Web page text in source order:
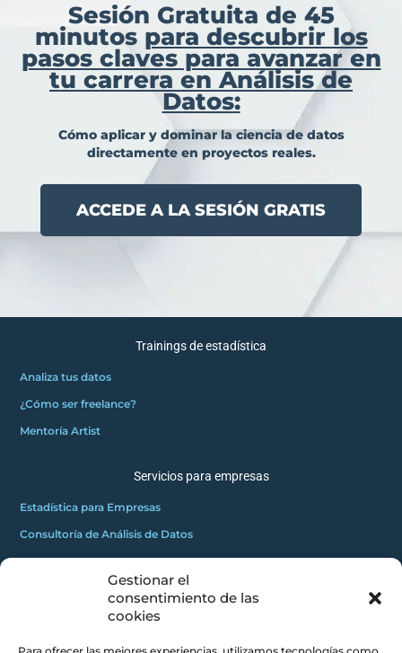
Gestionar el
consentimiento de las
cookies
Sesión Gratuita de 45
minutos para descubrir los
pasos claves para avanzar en
tu carrera en Análisis de
Datos:
Cómo aplicar y dominar la ciencia de datos
directamente en proyectos reales.
ACCEDE A LA SESIÓN GRATIS
Trainings de estadística
Analiza tus datos
¿Cómo ser freelance?
Mentoría Artist
Servicios para empresas
Estadística para Empresas
Consultoría de Análisis de Datos
GRATUITOS